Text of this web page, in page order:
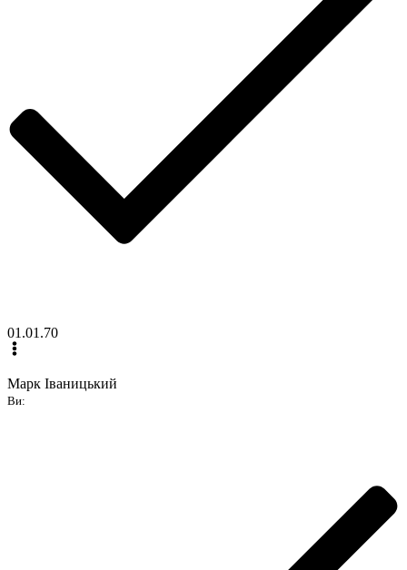
01.01.70
Марк Іваницький
Ви: